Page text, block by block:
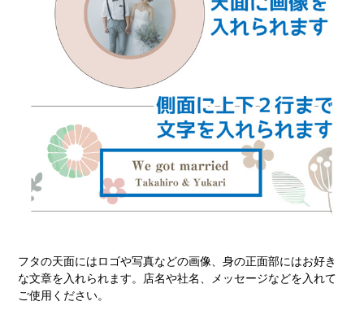
フタの天面にはロゴや写真などの画像、身の正面部にはお好き
な文章を入れられます。店名や社名、メッセージなどを入れて
ご使用ください。